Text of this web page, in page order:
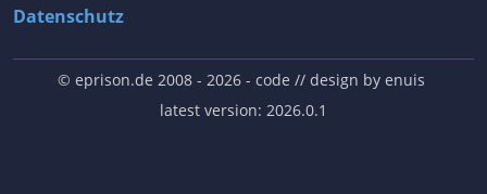
Datenschutz
© eprison.de 2008 - 2026- code // design by enuis
latest version: 2026.0.1